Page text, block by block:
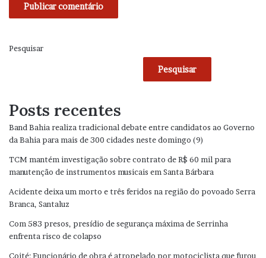
Pesquisar
Pesquisar
Posts recentes
Band Bahia realiza tradicional debate entre candidatos ao Governo
da Bahia para mais de 300 cidades neste domingo (9)
TCM mantém investigação sobre contrato de R$ 60 mil para
manutenção de instrumentos musicais em Santa Bárbara
Acidente deixa um morto e três feridos na região do povoado Serra
Branca, Santaluz
Com 583 presos, presídio de segurança máxima de Serrinha
enfrenta risco de colapso
Coité: Funcionário de obra é atropelado por motociclista que furou